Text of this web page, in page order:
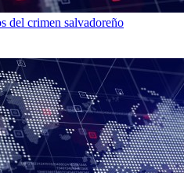
del crimen salvadoreño